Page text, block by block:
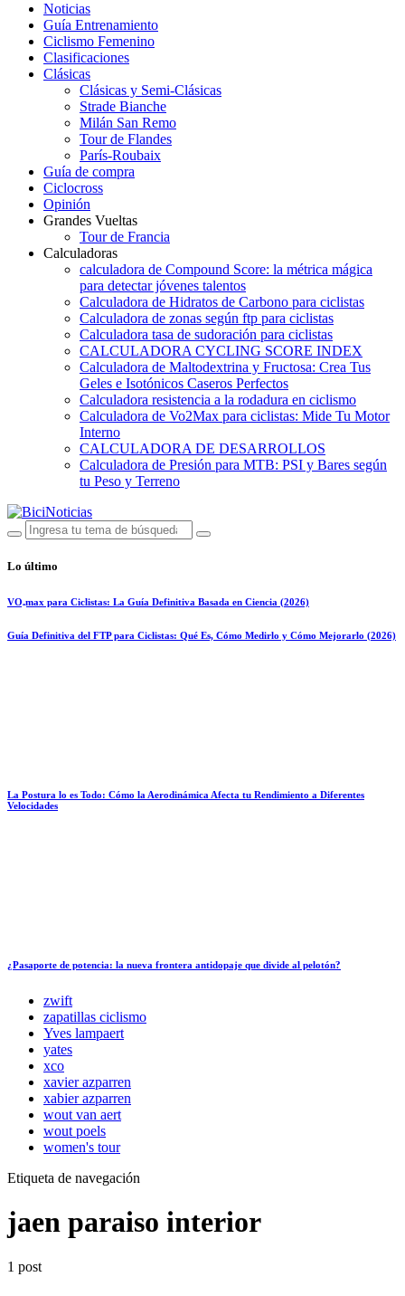
Noticias
Guía Entrenamiento
Ciclismo Femenino
Clasificaciones
Clásicas
Clásicas y Semi-Clásicas
Strade Bianche
Milán San Remo
Tour de Flandes
París-Roubaix
Guía de compra
Ciclocross
Opinión
Grandes Vueltas
Tour de Francia
Calculadoras
calculadora de Compound Score: la métrica mágica
para detectar jóvenes talentos
Calculadora de Hidratos de Carbono para ciclistas
Calculadora de zonas según ftp para ciclistas
Calculadora tasa de sudoración para ciclistas
CALCULADORA CYCLING SCORE INDEX
Calculadora de Maltodextrina y Fructosa: Crea Tus
Geles e Isotónicos Caseros Perfectos
Calculadora resistencia a la rodadura en ciclismo
Calculadora de Vo2Max para ciclistas: Mide Tu Motor
Interno
CALCULADORA DE DESARROLLOS
Calculadora de Presión para MTB: PSI y Bares según
tu Peso y Terreno
Lo último
VO₂max para Ciclistas: La Guía Definitiva Basada en Ciencia (2026)
Guía Definitiva del FTP para Ciclistas: Qué Es, Cómo Medirlo y Cómo Mejorarlo (2026)
La Postura lo es Todo: Cómo la Aerodinámica Afecta tu Rendimiento a Diferentes
Velocidades
¿Pasaporte de potencia: la nueva frontera antidopaje que divide al pelotón?
zwift
zapatillas ciclismo
Yves lampaert
yates
xco
xavier azparren
xabier azparren
wout van aert
wout poels
women's tour
Etiqueta de navegación
jaen paraiso interior
1 post